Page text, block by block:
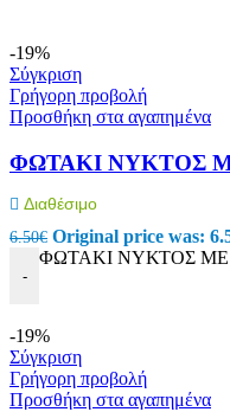
-19%
Σύγκριση
Γρήγορη προβολή
Προσθήκη στα αγαπημένα
ΦΩΤΑΚΙ ΝΥΚΤΟΣ
Διαθέσιμο
6.50€ Original price was:
-
ΦΩΤΑΚΙ ΝΥΚΤΟΣ ΜΕ
-19%
Σύγκριση
Γρήγορη προβολή
Προσθήκη στα αγαπημένα